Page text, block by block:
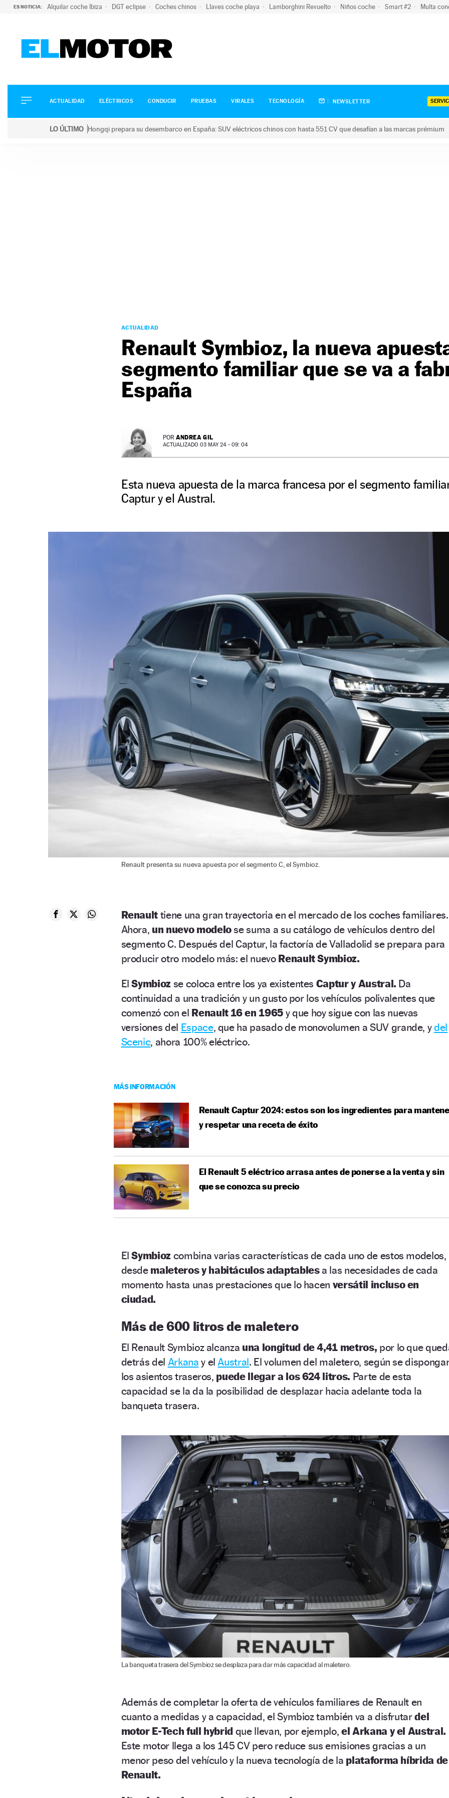
ES NOTICIA: Alquilar coche Ibiza DGT eclipse Coches chinos Llaves coche playa Lamborghini Revuelto Niños coche Smart #2 Multa
ELÉCTRICOS
CONDUCIR
ACTUALIDAD ELÉCTRICOS CONDUCIR PRUEBAS VIRALES TECNOLOGÍA NEWSLETTER
LO ÚLTIMO Hongqi prepara su desembarco en España: SUV eléctricos chinos con hasta 551 CV que desafían a las marcas prémium
ACTUALIDAD
Renault Symbioz, la nueva
segmento familiar que se va a
España
POR ANDREA GIL
ACTUALIZADO 03 MAY 24 - 09: 04
Esta nueva apuesta de la marca francesa por el segmento
Captur y el Austral.
Renault presenta su nueva apuesta por el segmento C, el Symbioz.
Renault tiene una gran trayectoria en el mercado de los coches familiares.
Ahora, un nuevo modelose suma a su catálogo de vehículos dentro del
segmento C. Después del Captur, la factoría de Valladolid se prepara para
producir otro modelo más: el nuevo Renault Symbioz.
ElSymbioz se coloca entre los ya existentes Captur y Austral. Da
continuidad a una tradición y un gusto por los vehículos polivalentes que
comenzó con el Renault 16 en 1965y que hoy sigue con las nuevas
versiones del Espace, que ha pasado de monovolumen a SUV grande, ydel
Scenic, ahora 100% eléctrico.
MÁS INFORMACIÓN
Renault Captur 2024: estos son los ingredientes para
y respetar una receta de éxito
El Renault 5 eléctrico arrasa antes de ponerse a la venta y sin
que se conozca su precio
El Symbioz combina varias características de cada uno de estos modelos,
desde maleteros y habitáculos adaptablesa las necesidades de cada
momento hasta unas prestaciones que lo hacen versátil incluso en
ciudad.
Más de 600 litros de maletero
El Renault Symbioz alcanza una longitud de 4,41 metros, por lo que
detrás del Arkana y el Austral. El volumen del maletero, según se
los asientos traseros, puede llegar a los 624 litros. Parte de esta
capacidad se la da la posibilidad de desplazar hacia adelante toda la
banqueta trasera.
La banqueta trasera del Symbioz se desplaza para dar más capacidad al maletero.
Además de completar la oferta de vehículos familiares de Renault en
cuanto a medidas y a capacidad, el Symbioz también va a disfrutardel
motor E-Tech full hybrid que llevan, por ejemplo,el Arkana y el Austral.
Este motor llega a los 145 CV pero reduce sus emisiones gracias a un
menor peso del vehículo y la nueva tecnología de la plataforma híbrida de
Renault.